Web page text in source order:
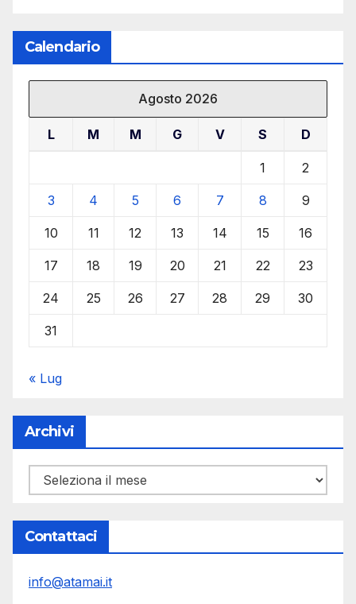
Calendario
Agosto 2026
L M M G V S D
1 2
3 4 5 6 7 8 9
10 11 12 13 14 15 16
17 18 19 20 21 22 23
24 25 26 27 28 29 30
31
« Lug
Archivi
Archivi
Contattaci
info@atamai.it